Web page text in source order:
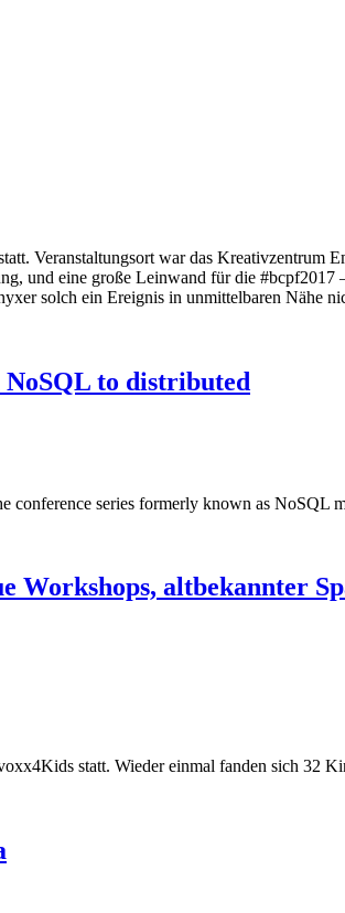
Veranstaltungsort war das
und eine große Leinwand für die
solch ein Ereignis in unmittelbaren Nähe
NoSQL to distributed
conference series formerly known as
Workshops, altbekannter
statt. Wieder einmal fanden sich 32